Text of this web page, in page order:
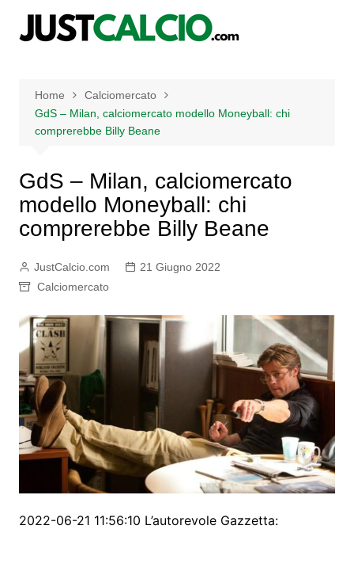
Home
Calciomercato
GdS – Milan, calciomercato modello Moneyball: chi
comprerebbe Billy Beane
GdS – Milan, calciomercato
modello Moneyball: chi
comprerebbe Billy Beane
JustCalcio.com
21 Giugno 2022
Calciomercato
2022-06-21 11:56:10 L’autorevole Gazzetta: